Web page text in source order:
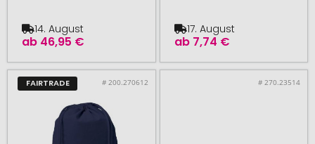
ab 46,95 €
14. August
ab 7,74 €
17. August
FAIRTRADE # 200.270612 # 270.23514